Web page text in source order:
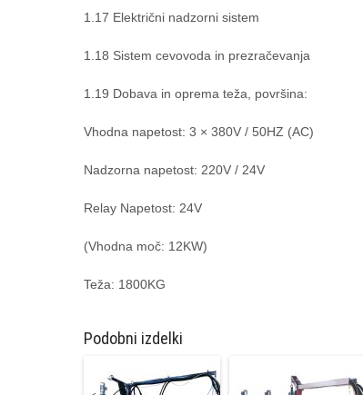
1.17 Električni nadzorni sistem
1.18 Sistem cevovoda in prezračevanja
1.19 Dobava in oprema teža, površina:
Vhodna napetost: 3 × 380V / 50HZ (AC)
Nadzorna napetost: 220V / 24V
Relay Napetost: 24V
(Vhodna moč: 12KW)
Teža: 1800KG
Podobni izdelki